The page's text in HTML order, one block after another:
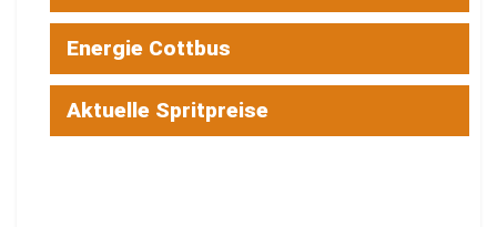
Energie Cottbus
Aktuelle Spritpreise